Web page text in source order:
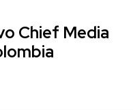
Chief Media